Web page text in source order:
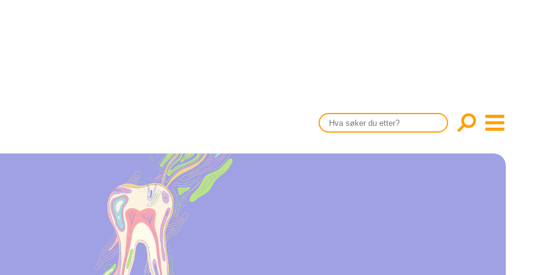
KONTAKT
OM OSS